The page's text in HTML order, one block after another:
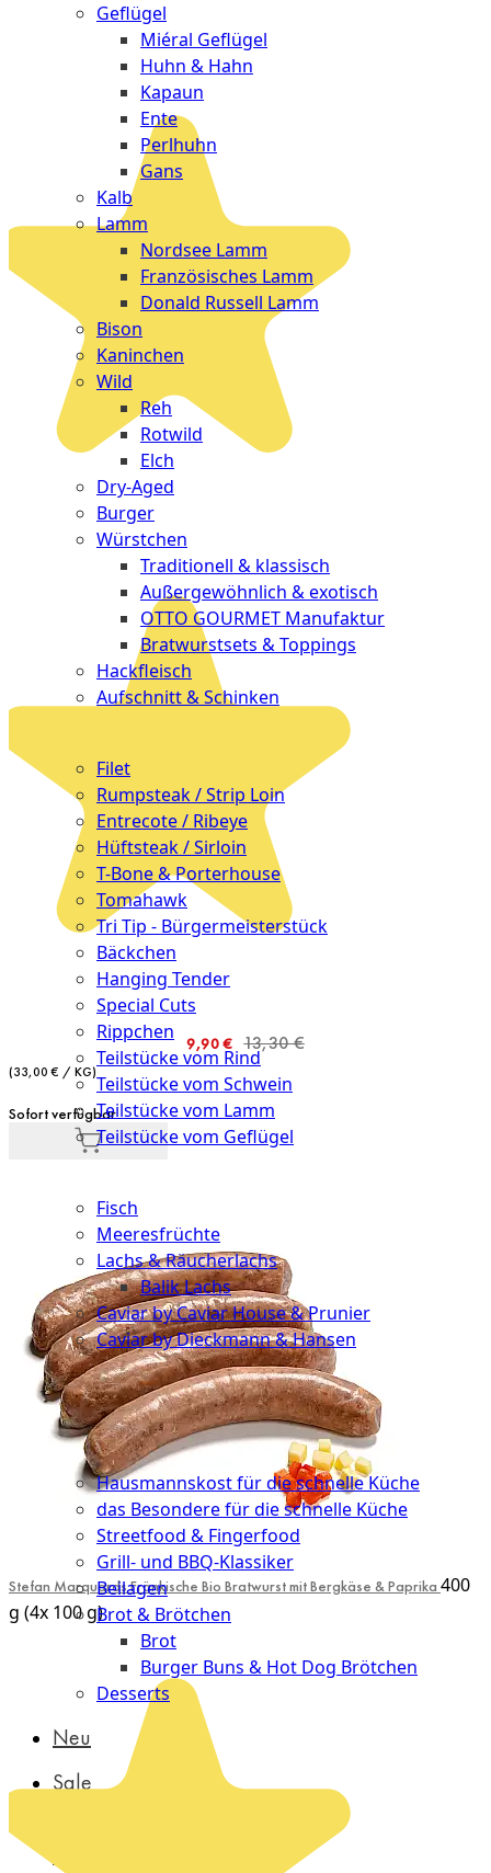
Geflügel
Miéral Geflügel
Huhn & Hahn
Kapaun
Ente
Perlhuhn
Gans
Kalb
Lamm
Nordsee Lamm
Französisches Lamm
Donald Russell Lamm
Bison
Kaninchen
Wild
Reh
Rotwild
Elch
Dry-Aged
Burger
Würstchen
Traditionell & klassisch
Außergewöhnlich & exotisch
OTTO GOURMET Manufaktur
Bratwurstsets & Toppings
Hackfleisch
Aufschnitt & Schinken
Filet
Rumpsteak / Strip Loin
Entrecote / Ribeye
Hüftsteak / Sirloin
T-Bone & Porterhouse
Tomahawk
Tri Tip - Bürgermeisterstück
Bäckchen
Hanging Tender
Special Cuts
Rippchen
Teilstücke vom Rind
Teilstücke vom Schwein
Teilstücke vom Lamm
Teilstücke vom Geflügel
Fisch
Meeresfrüchte
Lachs & Räucherlachs
Balik Lachs
Caviar by Caviar House & Prunier
Caviar by Dieckmann & Hansen
Probierpakete
Schnelle
Küche
Hausmannskost für die schnelle Küche
das Besondere für die schnelle Küche
Streetfood & Fingerfood
Grill- und BBQ-Klassiker
Beilagen
Brot & Brötchen
Brot
Burger Buns & Hot Dog Brötchen
Desserts
Neu
Sale
13,30 €
Sonderangebot
9,90 €
(33,00 € / KG)
Sofort verfügbar
Stefan Marquards Fränkische Bio Bratwurst mit Bergkäse & Paprika 400
g (4x 100 g)